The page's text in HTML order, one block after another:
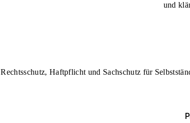
und
Rechtsschutz, Haftpflicht und Sachschutz für